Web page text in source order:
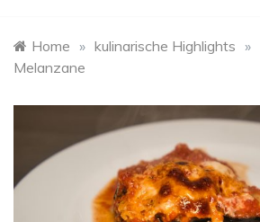
Home » kulinarische Highlights »
Melanzane